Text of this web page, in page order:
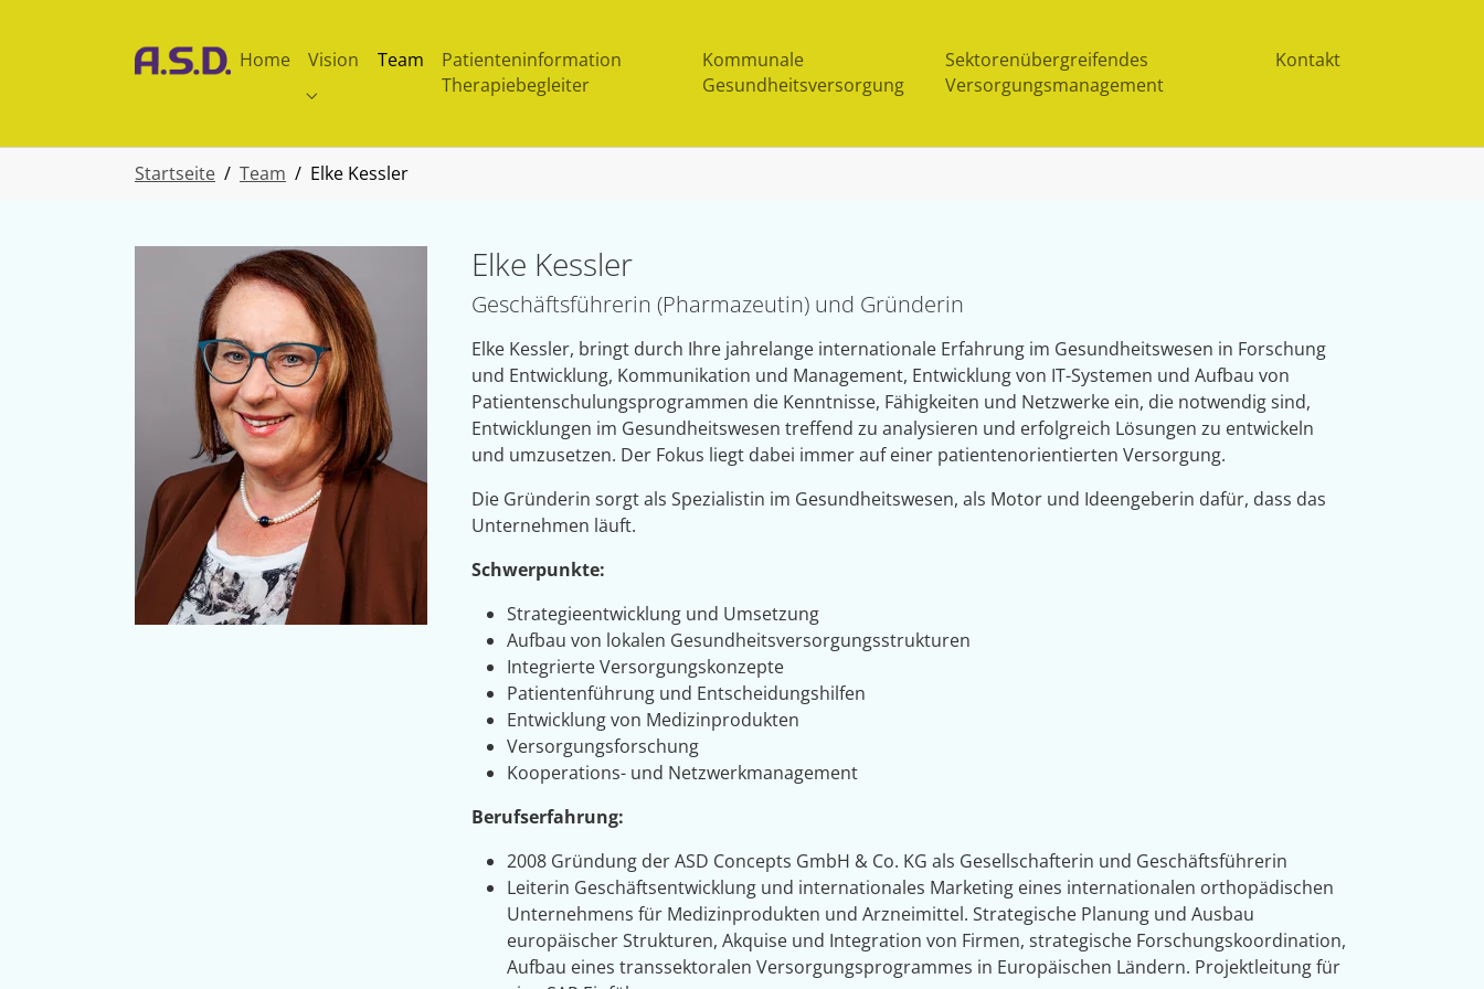
Home
Vision
Submenu for "Vision"
Team
Patienteninformation
Therapiebegleiter
Kommunale
Gesundheitsversorgung
Sektorenübergreifendes
Versorgungsmanagement
Kontakt
Startseite Team Elke Kessler
Elke Kessler
Geschäftsführerin (Pharmazeutin) und Gründerin
Elke Kessler, bringt durch Ihre jahrelange internationale Erfahrung im Gesundheitswesen in Forschung
und Entwicklung, Kommunikation und Management, Entwicklung von IT-Systemen und Aufbau von
Patientenschulungsprogrammen die Kenntnisse, Fähigkeiten und Netzwerke ein, die notwendig sind,
Entwicklungen im Gesundheitswesen treffend zu analysieren und erfolgreich Lösungen zu entwickeln
und umzusetzen. Der Fokus liegt dabei immer auf einer patientenorientierten Versorgung.
Die Gründerin sorgt als Spezialistin im Gesundheitswesen, als Motor und Ideengeberin dafür, dass das
Unternehmen läuft.
Schwerpunkte:
Strategieentwicklung und Umsetzung
Aufbau von lokalen Gesundheitsversorgungsstrukturen
Integrierte Versorgungskonzepte
Patientenführung und Entscheidungshilfen
Entwicklung von Medizinprodukten
Versorgungsforschung
Kooperations- und Netzwerkmanagement
Berufserfahrung:
2008 Gründung der ASD Concepts GmbH & Co. KG als Gesellschafterin und Geschäftsführerin
Leiterin Geschäftsentwicklung und internationales Marketing eines internationalen orthopädischen
Unternehmens für Medizinprodukten und Arzneimittel. Strategische Planung und Ausbau
europäischer Strukturen, Akquise und Integration von Firmen, strategische Forschungskoordination,
Aufbau eines transsektoralen Versorgungsprogrammes in Europäischen Ländern. Projektleitung für